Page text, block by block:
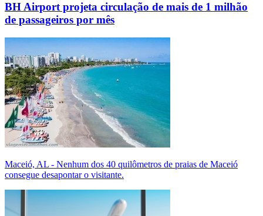
BH Airport projeta circulação de mais de 1 milhão
de passageiros por mês
Maceió, AL - Nenhum dos 40 quilômetros de praias de Maceió
consegue desapontar o visitante.